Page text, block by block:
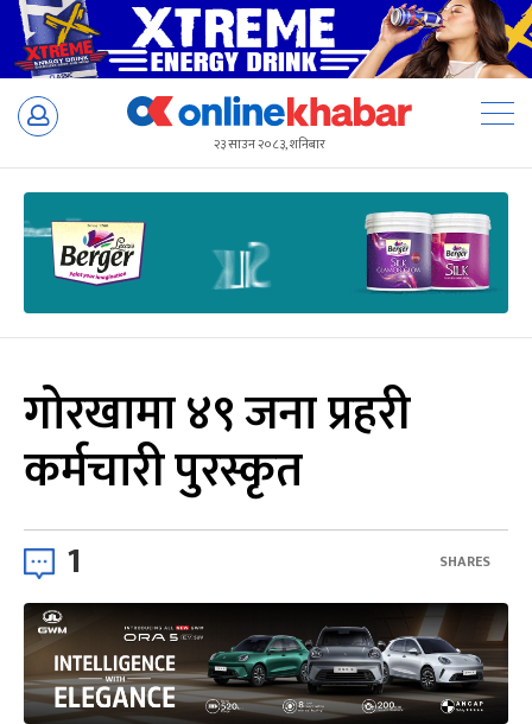
Skip
२३ साउन २०८३, शनिबार
गोरखामा ४९ जना प्रहरी
कर्मचारी पुरस्कृत
1 SHARES